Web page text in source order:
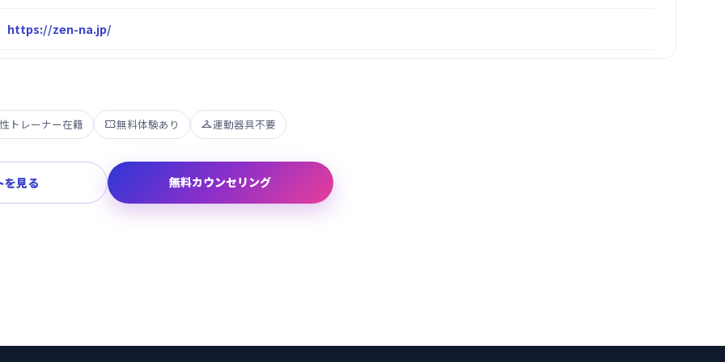
https://zen-na.jp/
トレーナー在籍 無料体験あり 運動器具不要
を見る 無料カウンセリング